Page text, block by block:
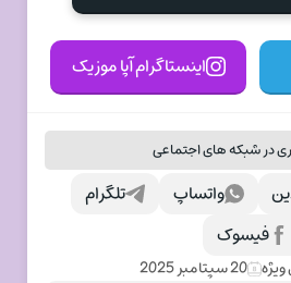
اینستاگرام آپا موزیک
در شبکه های اجتماعی
تلگرام واتساپ
فیسوک
20 سپتامبر 2025